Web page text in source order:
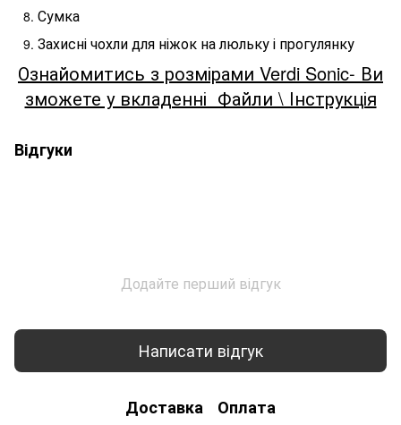
Сумка
Захисні чохли для ніжок на люльку і прогулянку
Ознайомитись з розмірами Verdi Sonic- Ви
зможете у вкладенні Файли \ Інструкція
Відгуки
Додайте перший відгук
Написати відгук
Доставка Оплата